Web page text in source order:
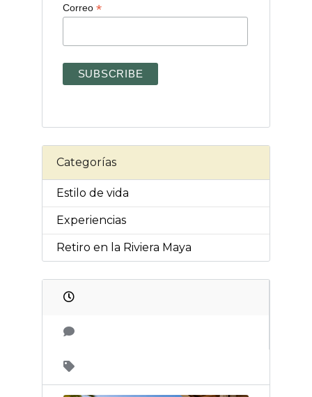
Correo *
Categorías
Estilo de vida
Experiencias
Retiro en la Riviera Maya